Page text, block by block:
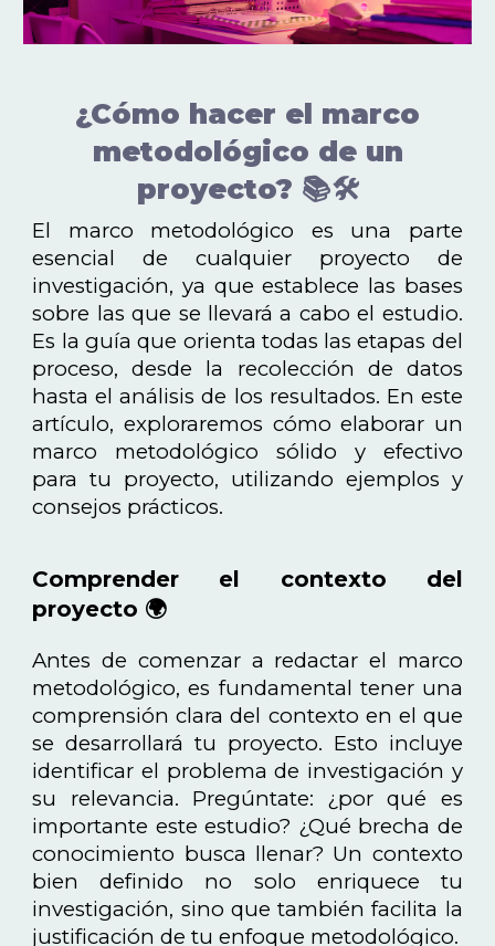
¿Cómo hacer el marco
metodológico de un
proyecto? 📚🛠️
El marco metodológico es una parte
esencial de cualquier proyecto de
investigación, ya que establece las bases
sobre las que se llevará a cabo el estudio.
Es la guía que orienta todas las etapas del
proceso, desde la recolección de datos
hasta el análisis de los resultados. En este
artículo, exploraremos cómo elaborar un
marco metodológico sólido y efectivo
para tu proyecto, utilizando ejemplos y
consejos prácticos.
Comprender el contexto del
proyecto 🌍
Antes de comenzar a redactar el marco
metodológico, es fundamental tener una
comprensión clara del contexto en el que
se desarrollará tu proyecto. Esto incluye
identificar el problema de investigación y
su relevancia. Pregúntate: ¿por qué es
importante este estudio? ¿Qué brecha de
conocimiento busca llenar? Un contexto
bien definido no solo enriquece tu
investigación, sino que también facilita la
justificación de tu enfoque metodológico.